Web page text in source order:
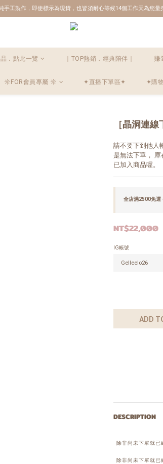
手工製作，即使標示為現貨，也皆須耐心等候14個工作天為您量
．點此一覽 ｜TOP熱銷．經典陪伴｜ 賺
☼FOR會員專屬 ☼ ✦直播下單區✦ ✦購
［晶洞連線
請不要下到他人
是無法下單，
已加入商品喔。
全店滿2500免
NT$22,000
IG帳號
ADD
DESCRIPTION
除非尚未下單就已
除非尚未下單就已